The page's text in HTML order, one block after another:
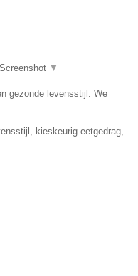
Screenshot ▼
gezonde levensstijl. We
kieskeurig eetgedrag,